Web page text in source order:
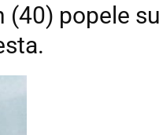
(40) popele